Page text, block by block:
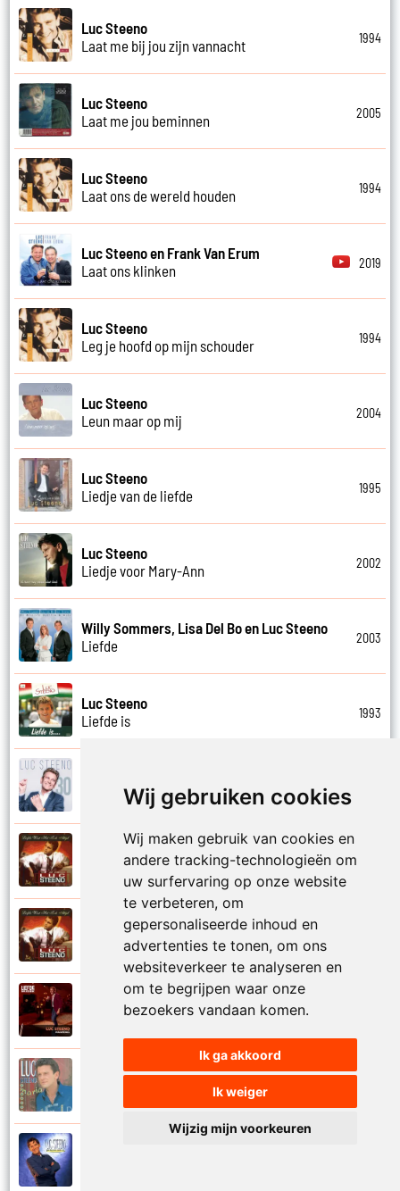
Wij gebruiken cookies
Wij maken gebruik van cookies en
andere tracking-technologieën om
uw surfervaring op onze website
te verbeteren, om
gepersonaliseerde inhoud en
advertenties te tonen, om ons
websiteverkeer te analyseren en
om te begrijpen waar onze
bezoekers vandaan komen.
Ik ga akkoord
Ik weiger
Wijzig mijn voorkeuren
Luc Steeno
Laat me bij jou zijn vannacht
1994
Luc Steeno
Laat me jou beminnen
2005
Luc Steeno
Laat ons de wereld houden
1994
Luc Steeno en Frank Van Erum
Laat ons klinken
2019
Luc Steeno
Leg je hoofd op mijn schouder
1994
Luc Steeno
Leun maar op mij
2004
Luc Steeno
Liedje van de liefde
1995
Luc Steeno
Liedje voor Mary-Ann
2002
Willy Sommers, Lisa Del Bo en Luc Steeno
Liefde
2003
Luc Steeno
Liefde is
1993
Liefde nummer vier
Luc Steeno
Liefde op het eerste zicht
Luc Steeno
Liefde wint het toch altijd
Luc Steeno
Maandag
Luc Steeno